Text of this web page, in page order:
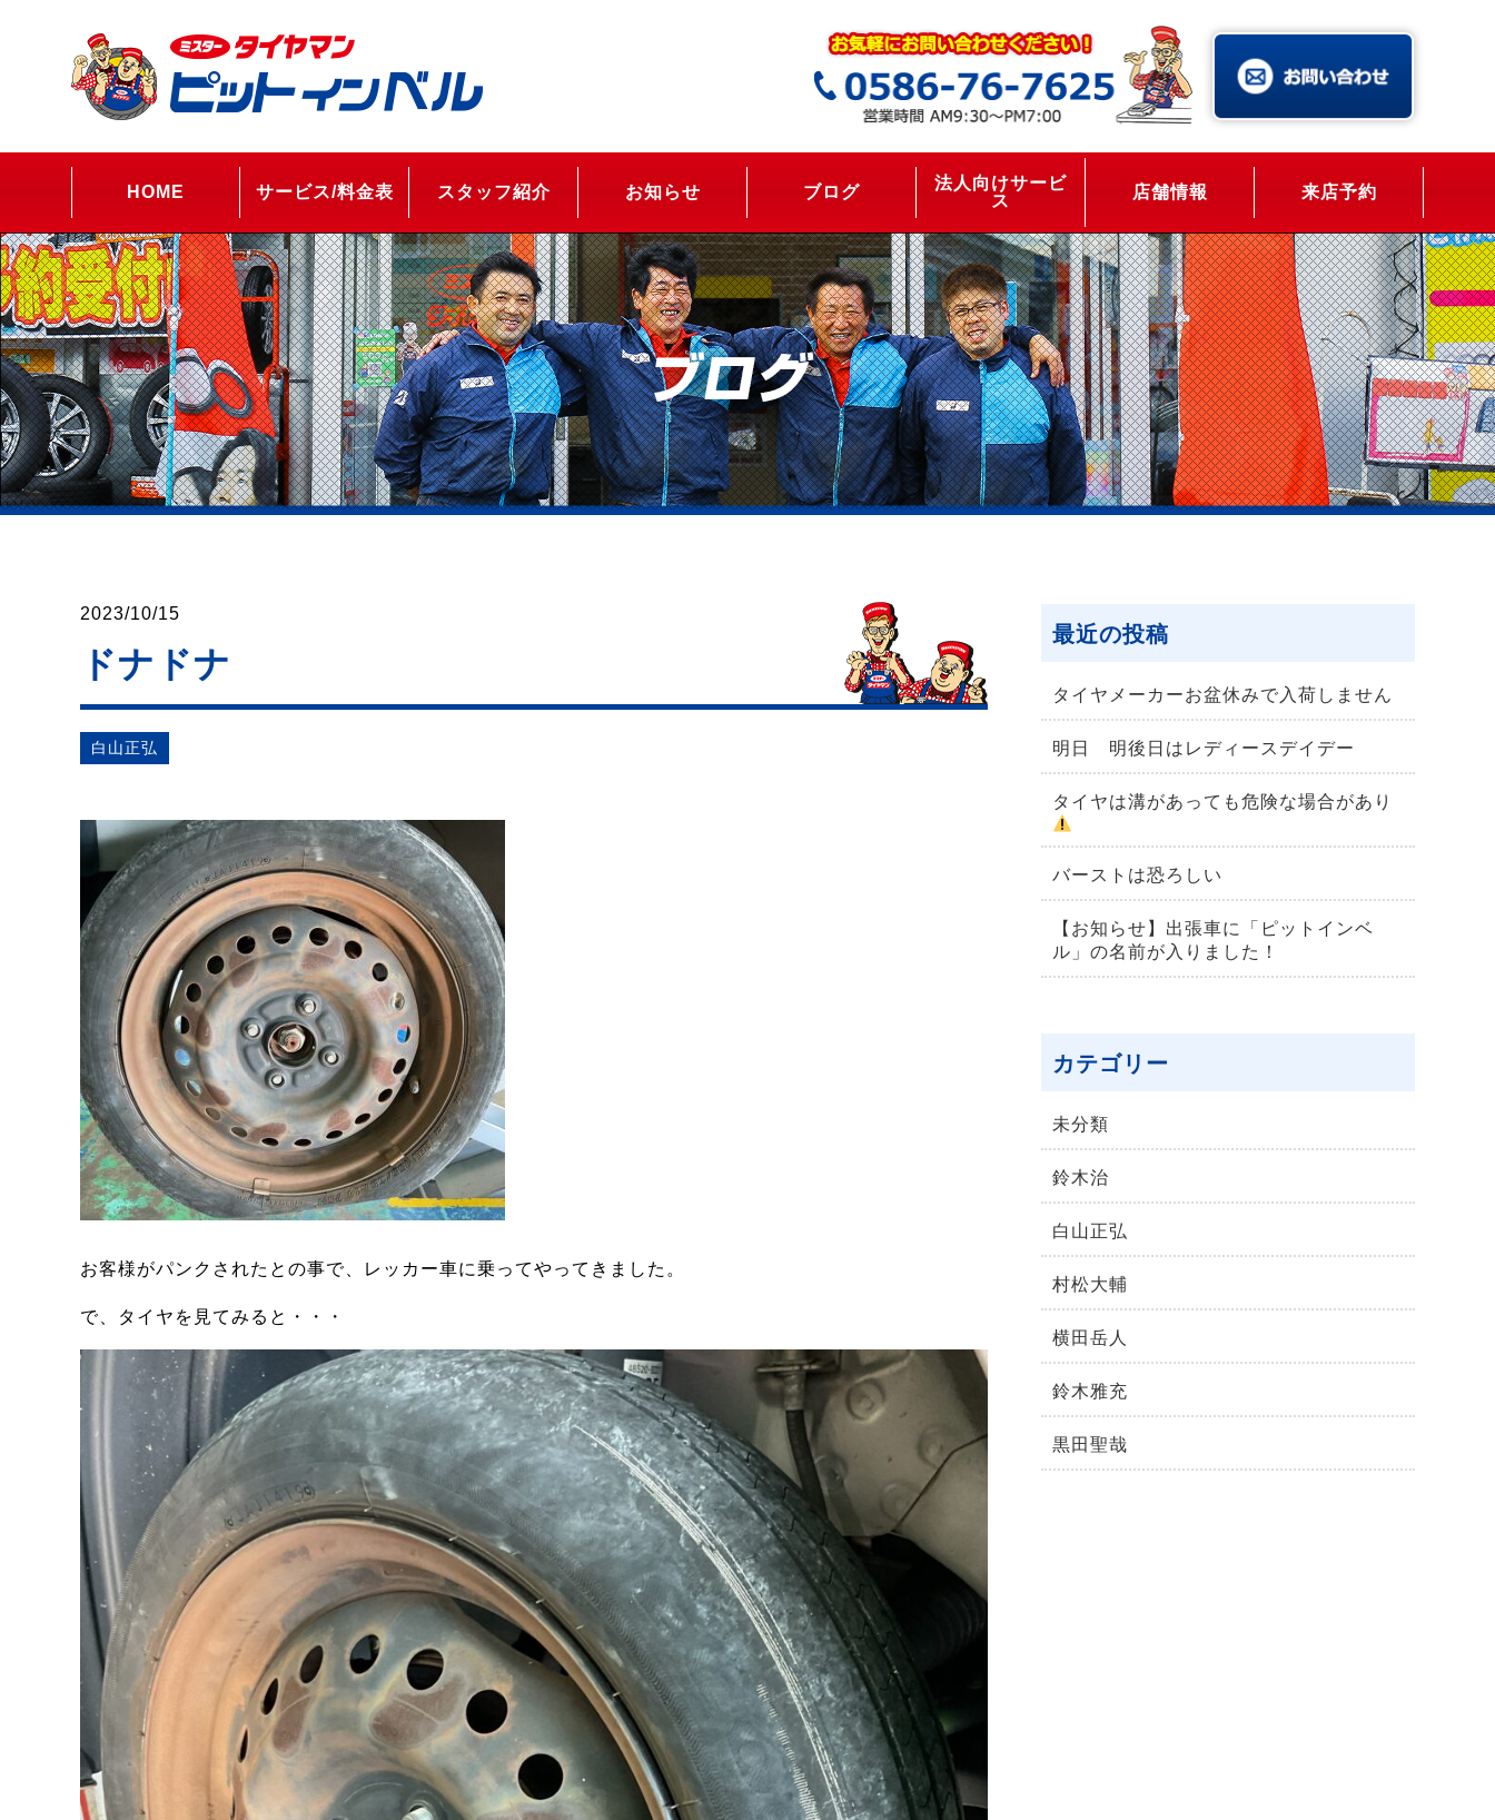
HOME サービス/料金表 スタッフ紹介 お知らせ ブログ
法人向けサービ
ス
店舗情報 来店予約
2023/10/15
ドナドナ
⽩⼭正弘
お客様がパンクされたとの事で、レッカー車に乗ってやってきました。
で、タイヤを見てみると・・・
最近の投稿
タイヤメーカーお盆休みで入荷しません
明日 明後日はレディースデイデー
タイヤは溝があっても危険な場合があり
バーストは恐ろしい
【お知らせ】出張車に「ピットインベ
ル」の名前が入りました！
カテゴリー
未分類
鈴⽊治
⽩⼭正弘
村松⼤輔
横⽥岳⼈
鈴木雅充
黒田聖哉